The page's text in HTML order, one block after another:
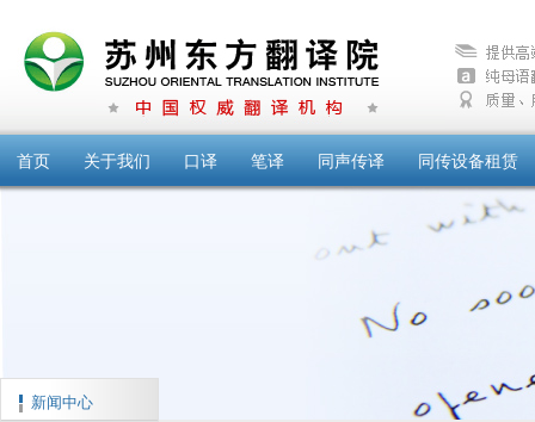
首页 关于我们 口译 笔译 同声传译 同传设备租赁
新闻中心